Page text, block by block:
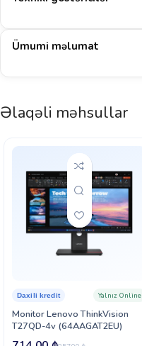
Ümumi məlumat
Əlaqəli məhsullar
Monitor Lenovo ThinkVision
T27QD-4v (64AAGAT2EU)
Daxili kredit Yalnız Online